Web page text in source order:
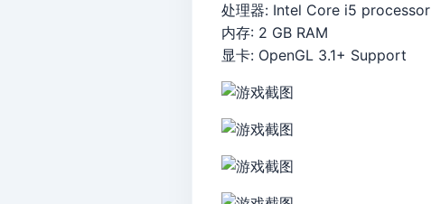
处理器: Intel Core i5 processor
内存: 2 GB RAM
显卡: OpenGL 3.1+ Support